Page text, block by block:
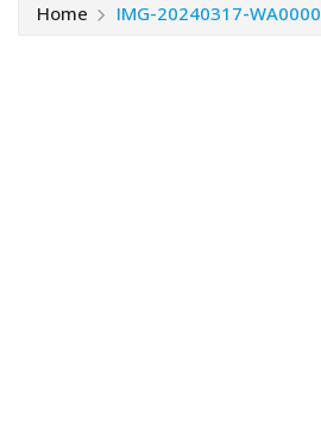
Home IMG-20240317-WA0000